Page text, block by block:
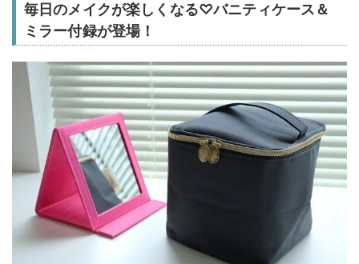
毎日のメイクが楽しくなる♡バニティケース＆
ミラー付録が登場！